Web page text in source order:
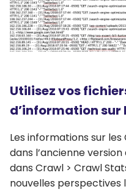
Utilisez vos
d’information sur
Les informations sur
dans l’ancienne
dans Crawl > Crawl
nouvelles perspectives